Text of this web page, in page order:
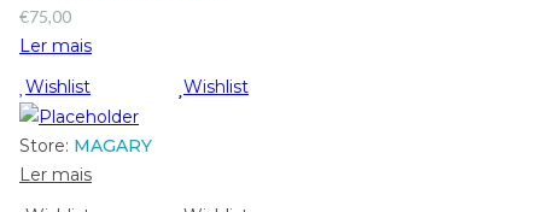
€75,00
Ler mais
Wishlist
Wishlist
Store: MAGARY
Ler mais